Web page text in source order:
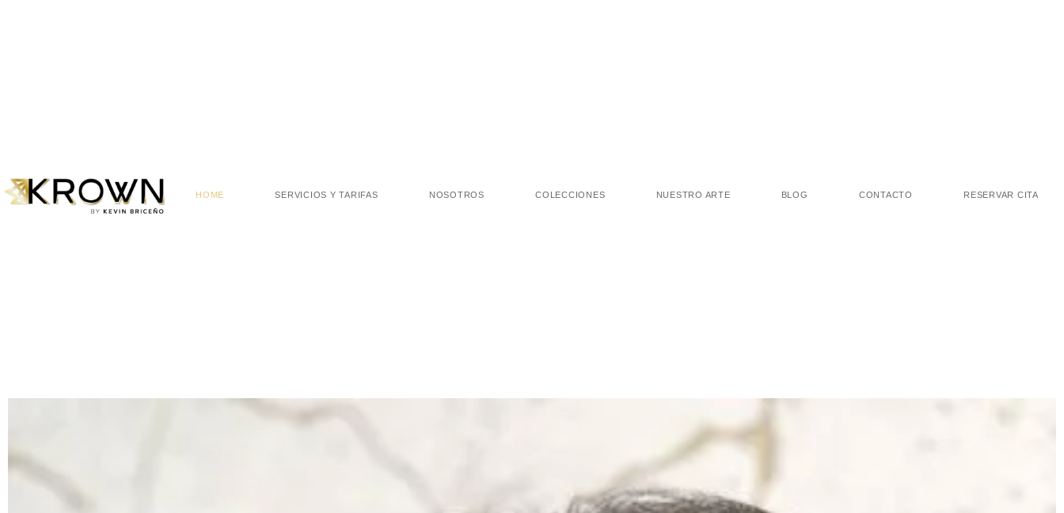
HOME SERVICIOS Y TARIFAS NOSOTROS COLECCIONES NUESTRO ARTE BLOG CONTACTO RESERVAR CITA